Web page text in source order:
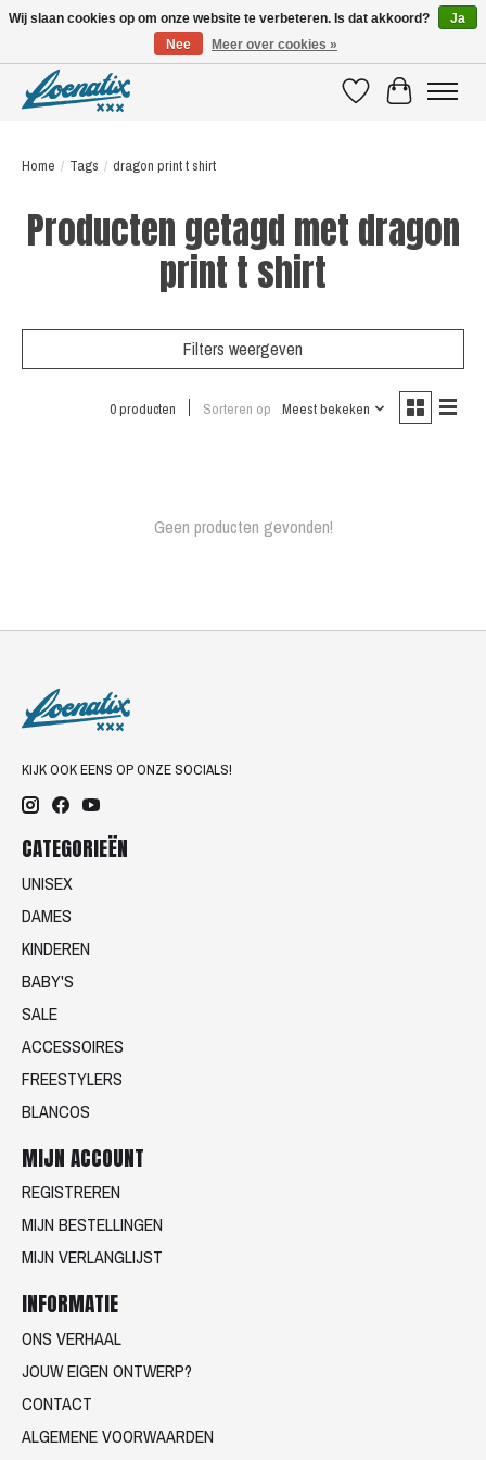
VerlanglijstWinkelwagen
Home / Tags / dragon print t shirt
Producten getagd met dragon
print t shirt
Filters weergeven
0 producten Sorteren op Meest bekeken
Geen producten gevonden!
KIJK OOK EENS OP ONZE SOCIALS!
CATEGORIEËN
UNISEX
DAMES
KINDEREN
BABY'S
SALE
ACCESSOIRES
FREESTYLERS
BLANCOS
MIJN ACCOUNT
REGISTREREN
MIJN BESTELLINGEN
MIJN VERLANGLIJST
INFORMATIE
ONS VERHAAL
JOUW EIGEN ONTWERP?
CONTACT
ALGEMENE VOORWAARDEN
Wij slaan cookies op om onze website te verbeteren. Is dat akkoord?
Ja
Nee
Meer over cookies »